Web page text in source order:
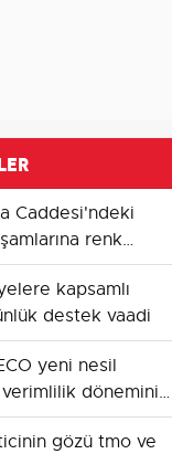
Caddesi'ndeki
renk
kapsamlı
destek vaadi
yeni nesil
dönemini
gözü tmo ve